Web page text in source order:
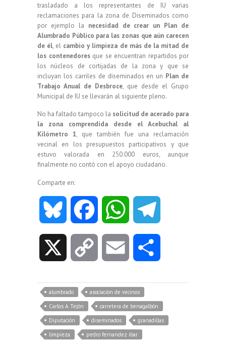
trasladado a los representantes de IU varias
reclamaciones para la zona de Diseminados como
por ejemplo la necesidad de crear un Plan de
Alumbrado Público para las zonas que aún carecen
de él, el cambio y limpieza de más de la mitad de
los contenedoresque se encuentran repartidos por
los núcleos de cortijadas de la zona y que se
incluyan los carriles de diseminados en un Plan de
Trabajo Anual de Desbroce, que desde el Grupo
Municipal de IU se llevarán al siguiente pleno.
No ha faltado tampoco la solicitud de acerado para
la zona comprendida desde el Acebuchal al
Kilómetro 1, que también fue una reclamación
vecinal en los presupuestos participativos y que
estuvo valorada en 250.000 euros, aunque
finalmente no contó con el apoyo ciudadano.
Comparte en:
e
s
e
b
t
s g
p
y
a
i
m
alumbrado
asociación de vecinos
Carlos A. Tejón
carretera de benagalbón
Diputación
diseminados
granadillas
limpieza
pedro fernandez ibar